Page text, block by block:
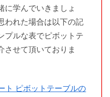
に学んでいきましょ
われた場合は以下の記
プルな表でピボットテ
させて頂いておりま
ト ピボットテーブルの